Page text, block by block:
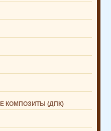
КОМПОЗИТЫ (ДПК)